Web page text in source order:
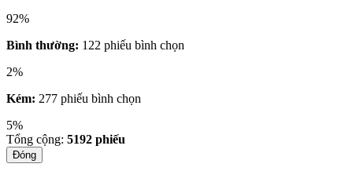
92%
Bình thường: 122 phiếu bình chọn
2%
Kém: 277 phiếu bình chọn
5%
Tổng cộng: 5192 phiếu
Đóng